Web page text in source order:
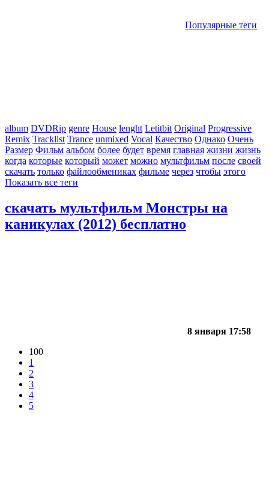
Популярные теги
album DVDRip genre House lenght Letitbit Original Progressive
Remix Tracklist Trance unmixed Vocal Качество Однако Очень
Размер Фильм альбом более будет время главная жизни жизнь
когда которые который может можно мультфильм после своей
скачать только файлообмениках фильме через чтобы этого
Показать все теги
скачать мультфильм Монстры на
каникулах (2012) бесплатно
8 января 17:58
100
1
2
3
4
5